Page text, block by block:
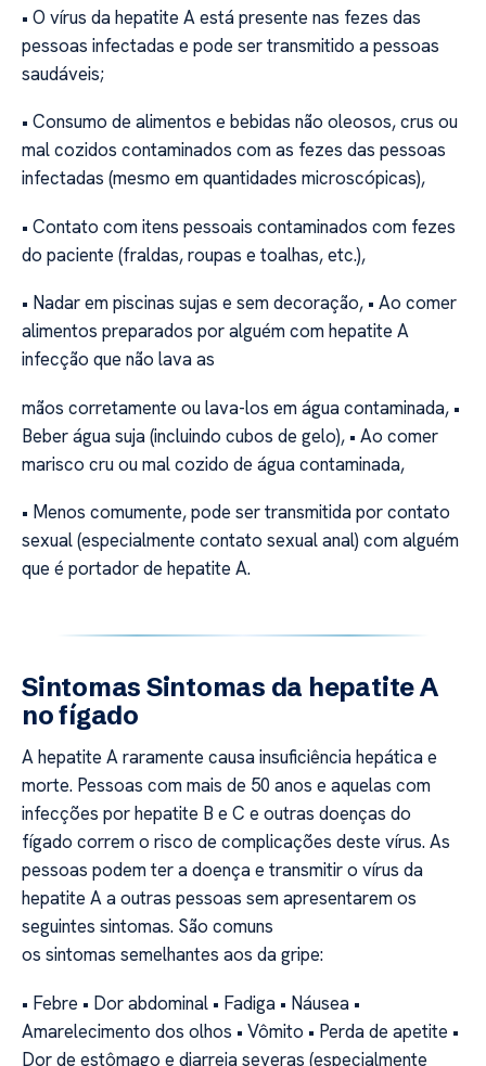
• O vírus da hepatite A está presente nas fezes das
pessoas infectadas e pode ser transmitido a pessoas
saudáveis;
• Consumo de alimentos e bebidas não oleosos, crus ou
mal cozidos contaminados com as fezes das pessoas
infectadas (mesmo em quantidades microscópicas),
• Contato com itens pessoais contaminados com fezes
do paciente (fraldas, roupas e toalhas, etc.),
• Nadar em piscinas sujas e sem decoração, • Ao comer
alimentos preparados por alguém com hepatite A
infecção que não lava as
mãos corretamente ou lava-los em água contaminada, •
Beber água suja (incluindo cubos de gelo), • Ao comer
marisco cru ou mal cozido de água contaminada,
• Menos comumente, pode ser transmitida por contato
sexual (especialmente contato sexual anal) com alguém
que é portador de hepatite A.
Sintomas Sintomas da hepatite A
no fígado
A hepatite A raramente causa insuficiência hepática e
morte. Pessoas com mais de 50 anos e aquelas com
infecções por hepatite B e C e outras doenças do
fígado correm o risco de complicações deste vírus. As
pessoas podem ter a doença e transmitir o vírus da
hepatite A a outras pessoas sem apresentarem os
seguintes sintomas. São comuns
os sintomas semelhantes aos da gripe:
• Febre • Dor abdominal • Fadiga • Náusea •
Amarelecimento dos olhos • Vômito • Perda de apetite •
Dor de estômago e diarreia severas (especialmente